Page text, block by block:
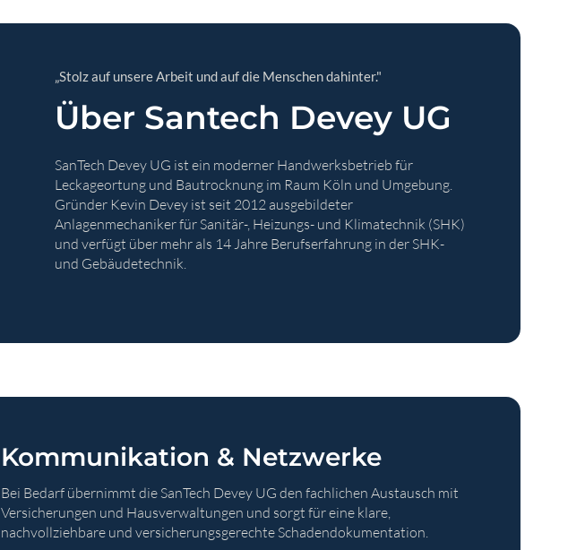
„Stolz auf unsere Arbeit und auf die Menschen dahinter."
Über Santech Devey UG
SanTech Devey UG ist ein moderner Handwerksbetrieb für
Leckageortung und Bautrocknung im Raum Köln und Umgebung.
Gründer Kevin Devey ist seit 2012 ausgebildeter
Anlagenmechaniker für Sanitär-, Heizungs- und Klimatechnik (SHK)
und verfügt über mehr als 14 Jahre Berufserfahrung in der SHK-
und Gebäudetechnik.
Kommunikation & Netzwerke
Bei Bedarf übernimmt die SanTech Devey UG den fachlichen Austausch mit
Versicherungen und Hausverwaltungen und sorgt für eine klare,
nachvollziehbare und versicherungsgerechte Schadendokumentation.